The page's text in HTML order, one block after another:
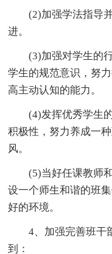
(2)加强学法指导并
进。
(3)加强对学生的行
学生的规范意识，努
高主动认知的能力。
(4)发挥优秀学生的
积极性，努力养成一
风。
(5)当好任课教师和
设一个师生和谐的班
好的环境。
4、加强完善班干部
到：